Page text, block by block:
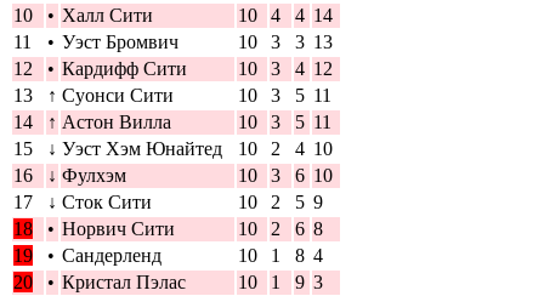
10
• Халл Сити 10 4 4 14
11
• Уэст Бромвич 10 3 3 13
12
• Кардифф Сити 10 3 4 12
13
↑ Суонси Сити 10 3 5 11
14
↑ Астон Вилла 10 3 5 11
15
↓ Уэст Хэм Юнайтед 10 2 4 10
16
↓ Фулхэм 10 3 6 10
17
↓ Сток Сити 10 2 5 9
18
• Норвич Сити 10 2 6 8
19
• Сандерленд 10 1 8 4
20
• Кристал Пэлас 10 1 9 3